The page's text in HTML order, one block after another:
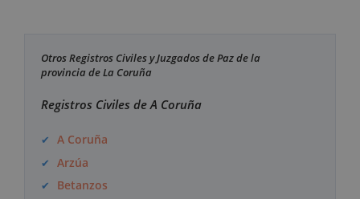
Otros Registros Civiles y Juzgados de Paz de la
provincia de La Coruña
Registros Civiles de A Coruña
A Coruña
Arzúa
Betanzos